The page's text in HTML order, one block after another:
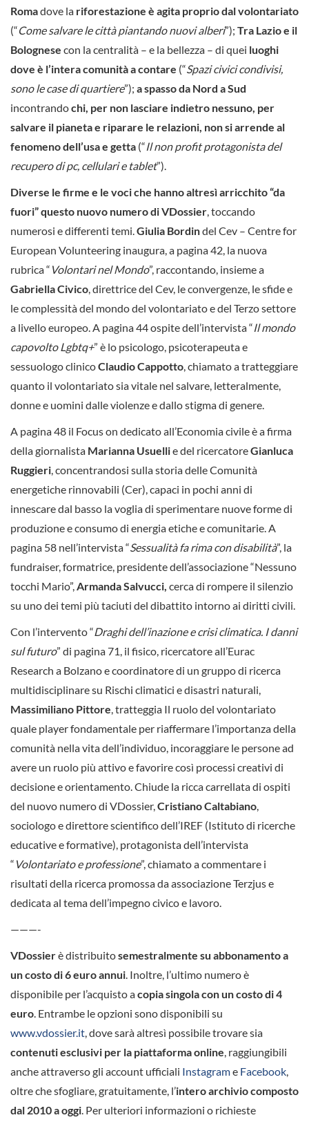
Romadove la riforestazione è agita proprio dal volontariato
(“Come salvare le città piantando nuovi alberi”); Tra Lazio e il
Bolognese con la centralità – e la bellezza – di quei luoghi
dove è l’intera comunità a contare (“Spazi civici condivisi,
sono le case di quartiere”); a spasso da Nord a Sud
incontrandochi, per non lasciare indietro nessuno, per
salvare il pianeta e riparare le relazioni, non si arrende al
fenomeno dell’usa e getta (“Il non profit protagonista del
recupero di pc, cellulari e tablet”).
Diverse le firme e le voci che hanno altresì arricchito “da
fuori” questo nuovo numero di VDossier, toccando
numerosi e differenti temi.Giulia Bordindel Cev – Centre for
European Volunteering inaugura, a pagina 42, la nuova
rubrica “ Volontari nel Mondo”, raccontando, insieme a
Gabriella Civico, direttrice del Cev, le convergenze, le sfide e
le complessità del mondo del volontariato e del Terzo settore
a livello europeo. A pagina 44 ospite dell’intervista “Il mondo
capovolto Lgbtq+” è lo psicologo, psicoterapeuta e
sessuologo clinicoClaudio Cappotto, chiamato a tratteggiare
quanto il volontariato sia vitale nel salvare, letteralmente,
donne e uomini dalle violenze e dallo stigma di genere.
A pagina 48 il Focus on dedicato all’Economia civile è a firma
della giornalista Marianna Usuellie del ricercatoreGianluca
Ruggieri, concentrandosi sulla storia delle Comunità
energetiche rinnovabili (Cer), capaci in pochi anni di
innescare dal basso la voglia di sperimentare nuove forme di
produzione e consumo di energia etiche e comunitarie. A
pagina 58 nell’intervista “Sessualità fa rima con disabilità”, la
fundraiser, formatrice, presidente dell’associazione “Nessuno
tocchi Mario”,Armanda Salvucci, cerca di rompere il silenzio
su uno dei temi più taciuti del dibattito intorno ai diritti civili.
Con l’intervento “Draghi dell’inazione e crisi climatica. I danni
sul futuro” di pagina 71, il fisico, ricercatore all’Eurac
Research a Bolzano e coordinatore di un gruppo di ricerca
multidisciplinare su Rischi climatici e disastri naturali,
Massimiliano Pittore, tratteggia Il ruolo del volontariato
quale player fondamentale per riaffermare l’importanza della
comunità nella vita dell’individuo, incoraggiare le persone ad
avere un ruolo più attivo e favorire così processi creativi di
decisione e orientamento. Chiude la ricca carrellata di ospiti
del nuovo numero di VDossier,Cristiano Caltabiano,
sociologo e direttore scientifico dell’IREF (Istituto di ricerche
educative e formative), protagonista dell’intervista
“ Volontariato e professione”, chiamato a commentare i
risultati della ricerca promossa da associazione Terzjus e
dedicata al tema dell’impegno civico e lavoro.
———-
VDossierè distribuitosemestralmente su abbonamento a
un costo di 6 euro annui. Inoltre, l’ultimo numero è
disponibile per l’acquisto acopia singola con un costo di 4
euro. Entrambe le opzioni sono disponibili su
www.vdossier.it, dove sarà altresì possibile trovare sia
contenuti esclusivi per la piattaforma online, raggiungibili
anche attraverso gli account ufficiali Instagrame Facebook,
oltre che sfogliare, gratuitamente, l’intero archivio composto
dal 2010 a oggi. Per ulteriori informazioni o richieste